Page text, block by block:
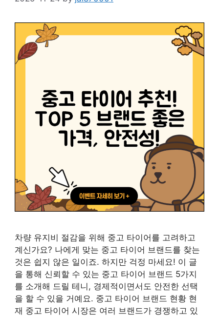
차량 유지비 절감을 위해 중고 타이어를 고려하고
계신가요? 나에게 맞는 중고 타이어 브랜드를 찾는
것은 쉽지 않은 일이죠. 하지만 걱정 마세요! 이 글
을 통해 신뢰할 수 있는 중고 타이어 브랜드 5가지
를 소개해 드릴 테니, 경제적이면서도 안전한 선택
을 할 수 있을 거예요. 중고 타이어 브랜드 현황 현
재 중고 타이어 시장은 여러 브랜드가 경쟁하고 있